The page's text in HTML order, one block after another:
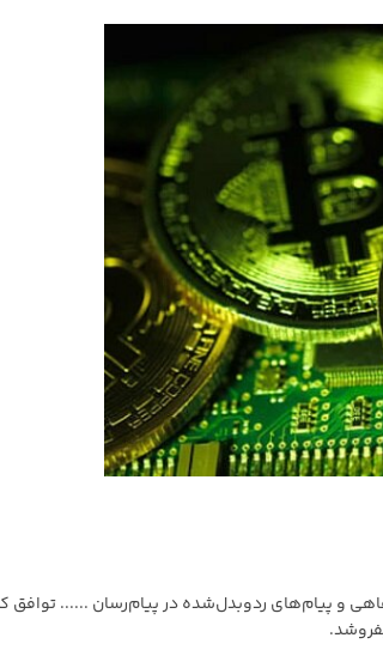
و پیام‌های ردوبدل‌شده در پیام‌رسان ...... توافق